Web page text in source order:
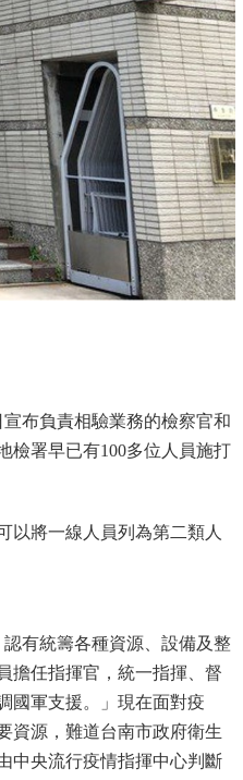
布負責相驗業務的檢察官和
檢署早已有100多位人員施打
以將一線人員列為第二類人
有統籌各種資源、設備及整
擔任指揮官，統一指揮、督
國軍支援。」現在面對疫
資源，難道台南市政府衛生
中央流行疫情指揮中心判斷